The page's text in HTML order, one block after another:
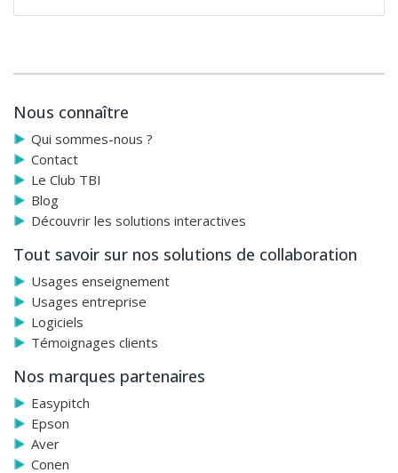
Nous connaître
Qui sommes-nous ?
Contact
Le Club TBI
Blog
Découvrir les solutions interactives
Tout savoir sur nos solutions de collaboration
Usages enseignement
Usages entreprise
Logiciels
Témoignages clients
Nos marques partenaires
Easypitch
Epson
Aver
Conen